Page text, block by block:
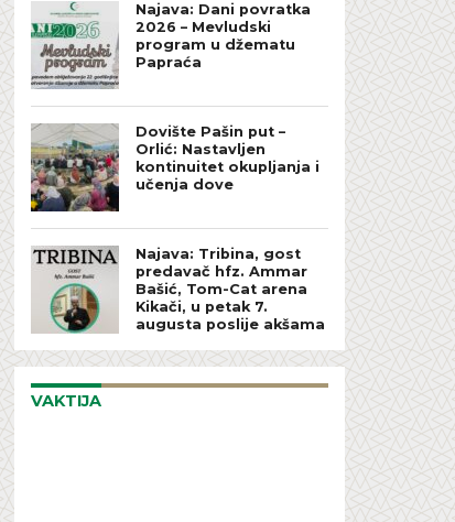
Najava: Dani povratka
2026 – Mevludski
program u džematu
Papraća
Dovište Pašin put –
Orlić: Nastavljen
kontinuitet okupljanja i
učenja dove
Najava: Tribina, gost
predavač hfz. Ammar
Bašić, Tom-Cat arena
Kikači, u petak 7.
augusta poslije akšama
VAKTIJA